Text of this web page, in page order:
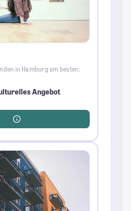
in Hamburg am besten:
Angebot